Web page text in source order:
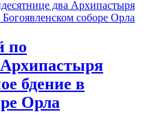
по
бдение в
Орла